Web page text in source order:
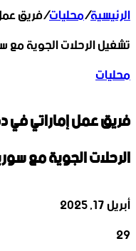
الرئيسية/محليات/فريق
تشغيل الرحلات الجوية مع
محليات
فريق عمل إماراتي
الرحلات الجوية مع
أبريل 17, 2025
29